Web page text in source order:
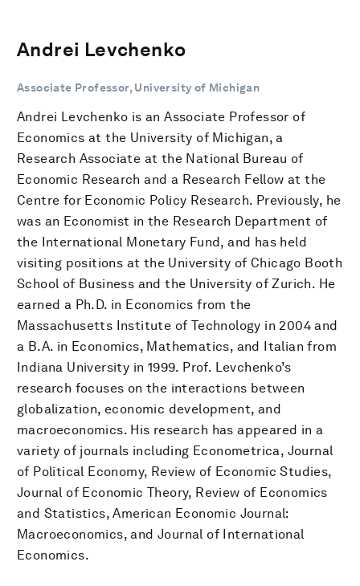
Andrei Levchenko
Associate Professor, University of Michigan
Andrei Levchenko is an Associate Professor of
Economics at the University of Michigan, a
Research Associate at the National Bureau of
Economic Research and a Research Fellow at the
Centre for Economic Policy Research. Previously, he
was an Economist in the Research Department of
the International Monetary Fund, and has held
visiting positions at the University of Chicago Booth
School of Business and the University of Zurich. He
earned a Ph.D. in Economics from the
Massachusetts Institute of Technology in 2004 and
a B.A. in Economics, Mathematics, and Italian from
Indiana University in 1999. Prof. Levchenko’s
research focuses on the interactions between
globalization, economic development, and
macroeconomics. His research has appeared in a
variety of journals including Econometrica, Journal
of Political Economy, Review of Economic Studies,
Journal of Economic Theory, Review of Economics
and Statistics, American Economic Journal:
Macroeconomics, and Journal of International
Economics.